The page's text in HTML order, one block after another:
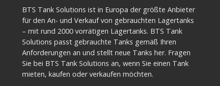
BTS Tank Solutions ist in Europa der größte Anbieter
für den An- und Verkauf von gebrauchten Lagertanks
– mit rund 2000 vorrätigen Lagertanks. BTS Tank
Solutions passt gebrauchte Tanks gemäß Ihren
Anforderungen an und stellt neue Tanks her. Fragen
Sie bei BTS Tank Solutions an, wenn Sie einen Tank
mieten, kaufen oder verkaufen möchten.